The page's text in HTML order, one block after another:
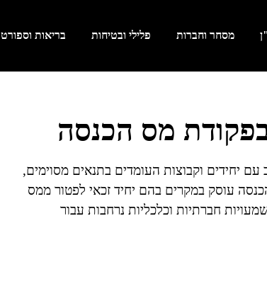
מסחר וחברות פלילי ובטיחות בריאות וספורט
יחידים וקבוצות העומדים בתנאים מסוימים,
עליהם. סעיף 37 לפקודת מס הכנסה עוסק במקרים בהם יחיד זכאי לפטור ממס
חברתיות וכלכליות נרחבות עבור